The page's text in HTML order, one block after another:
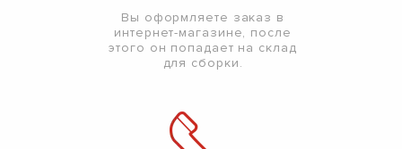
Вы оформляете заказ в
интернет-магазине, после
этого он попадает на склад
для сборки.